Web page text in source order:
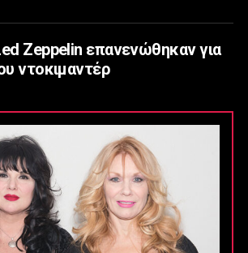
Zeppelin επανενώθηκαν για
ντοκιμαντέρ